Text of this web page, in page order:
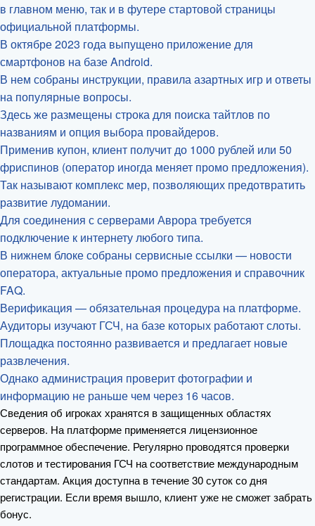
в главном меню, так и в футере стартовой страницы
официальной платформы.
В октябре 2023 года выпущено приложение для
смартфонов на базе Android.
В нем собраны инструкции, правила азартных игр и ответы
на популярные вопросы.
Здесь же размещены строка для поиска тайтлов по
названиям и опция выбора провайдеров.
Применив купон, клиент получит до 1000 рублей или 50
фриспинов (оператор иногда меняет промо предложения).
Так называют комплекс мер, позволяющих предотвратить
развитие лудомании.
Для соединения с серверами Аврора требуется
подключение к интернету любого типа.
В нижнем блоке собраны сервисные ссылки — новости
оператора, актуальные промо предложения и справочник
FAQ.
Верификация — обязательная процедура на платформе.
Аудиторы изучают ГСЧ, на базе которых работают слоты.
Площадка постоянно развивается и предлагает новые
развлечения.
Однако администрация проверит фотографии и
информацию не раньше чем через 16 часов.
Сведения об игроках хранятся в защищенных областях
серверов. На платформе применяется лицензионное
программное обеспечение. Регулярно проводятся проверки
слотов и тестирования ГСЧ на соответствие международным
стандартам. Акция доступна в течение 30 суток со дня
регистрации. Если время вышло, клиент уже не сможет забрать
бонус.